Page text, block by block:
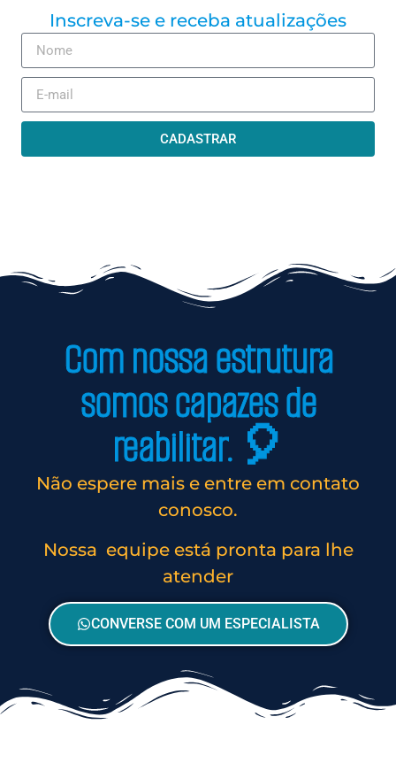
Inscreva-se e receba atualizações
CADASTRAR
Com nossa estrutura
somos capazes de
reabilitar. 🎈
Não espere mais e entre em contato
conosco.
Nossa equipe está pronta para lhe
atender
CONVERSE COM UM ESPECIALISTA